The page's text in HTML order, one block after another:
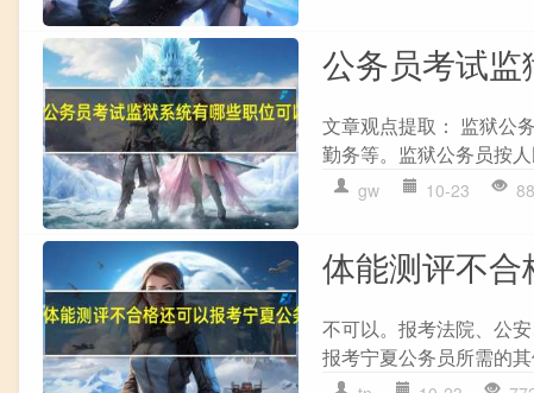
公务员考试
文章观点提取： 监狱公
勤务等。监狱公务员按
gw 10-23
体能测评不
不可以。报考法院、公
报考宁夏公务员所需的